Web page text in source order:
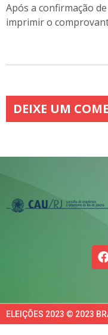
Após a confirmação
imprimir o
DEIXE UM
ELEIÇÕES 2023 © 2023